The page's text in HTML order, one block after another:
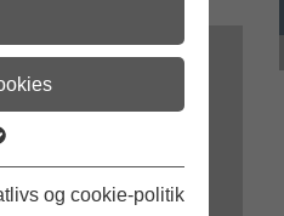
og cookie-politik